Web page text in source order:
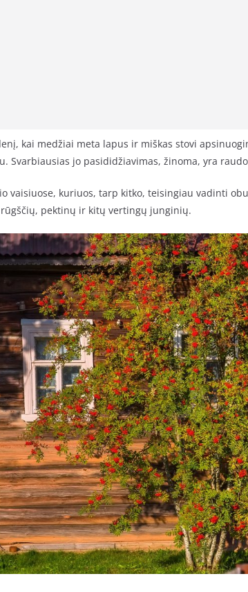
kai medžiai meta lapus ir miškas stovi
Svarbiausias jo pasididžiavimas, žinoma, yra
vaisiuose, kuriuos, tarp kitko, teisingiau vadinti
pektinų ir kitų vertingų junginių.